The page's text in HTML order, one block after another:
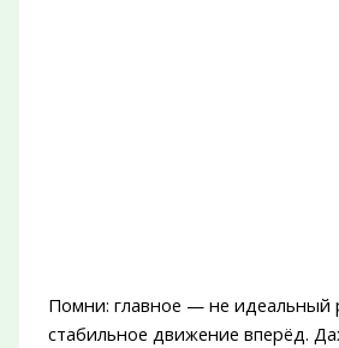
Помни: главное — не идеальный
стабильное движение вперёд.